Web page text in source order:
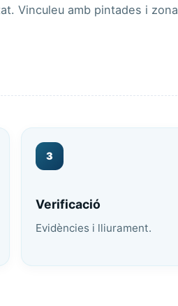
Vinculeu amb pintades i zona
3
Verificació
Evidències i lliurament.